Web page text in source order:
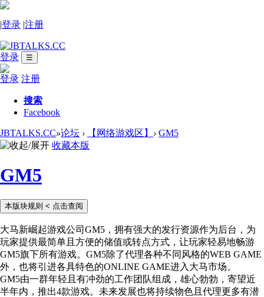
|登录 |注册
登录 ☰
登录 注册
搜索
Facebook
JBTALKS.CC»论坛 › 【网络游戏区】 › GM5
收藏本版
GM5
本版块规则 < 点击查阅
大马新崛起游戏公司GM5，拥有强大的发行资源作为后台，为
玩家提供最简单且方便的储值或转点方式，让玩家轻易地畅游
GM5旗下所有游戏。GM5除了代理各种不同风格的WEB GAME
外，也将引进各具特色的ONLINE GAME进入大马市场。
GM5由一群年轻且有冲劲的工作团队组成，雄心勃勃，寄望近
半年内，推出4款游戏。未来发展也将持续物色且代理更多有潜